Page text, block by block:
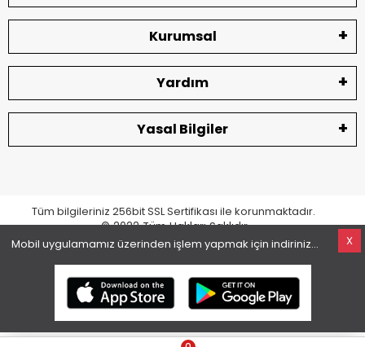
Kurumsal
Yardım
Yasal Bilgiler
Tüm bilgileriniz 256bit SSL Sertifikası ile korunmaktadır.
© 2022Tüm Hakları Saklıdır
X
Mobil uygulamamız üzerinden işlem yapmak için indiriniz...
superKET E-ticaret ve Pazaryeri Entegrasyon Çözümleri